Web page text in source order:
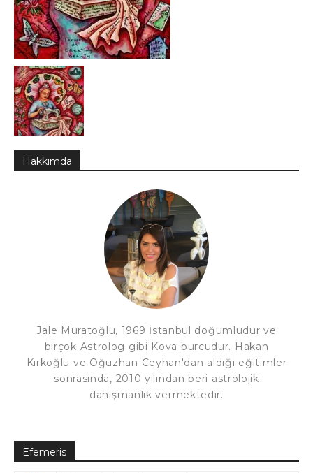
Hakkımda
Jale Muratoğlu, 1969 İstanbul doğumludur ve
birçok Astrolog gibi Kova burcudur. Hakan
Kırkoğlu ve Oğuzhan Ceyhan'dan aldığı eğitimler
sonrasında, 2010 yılından beri astrolojik
danışmanlık vermektedir.
Efemeris